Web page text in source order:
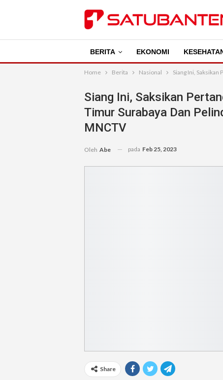
BERITA EKONOMI
Home Berita Nasional Siang Ini,
Siang Ini, Saksikan
Timur Surabaya Dan
MNCTV
Oleh Abe pada Feb 25, 2023
Share